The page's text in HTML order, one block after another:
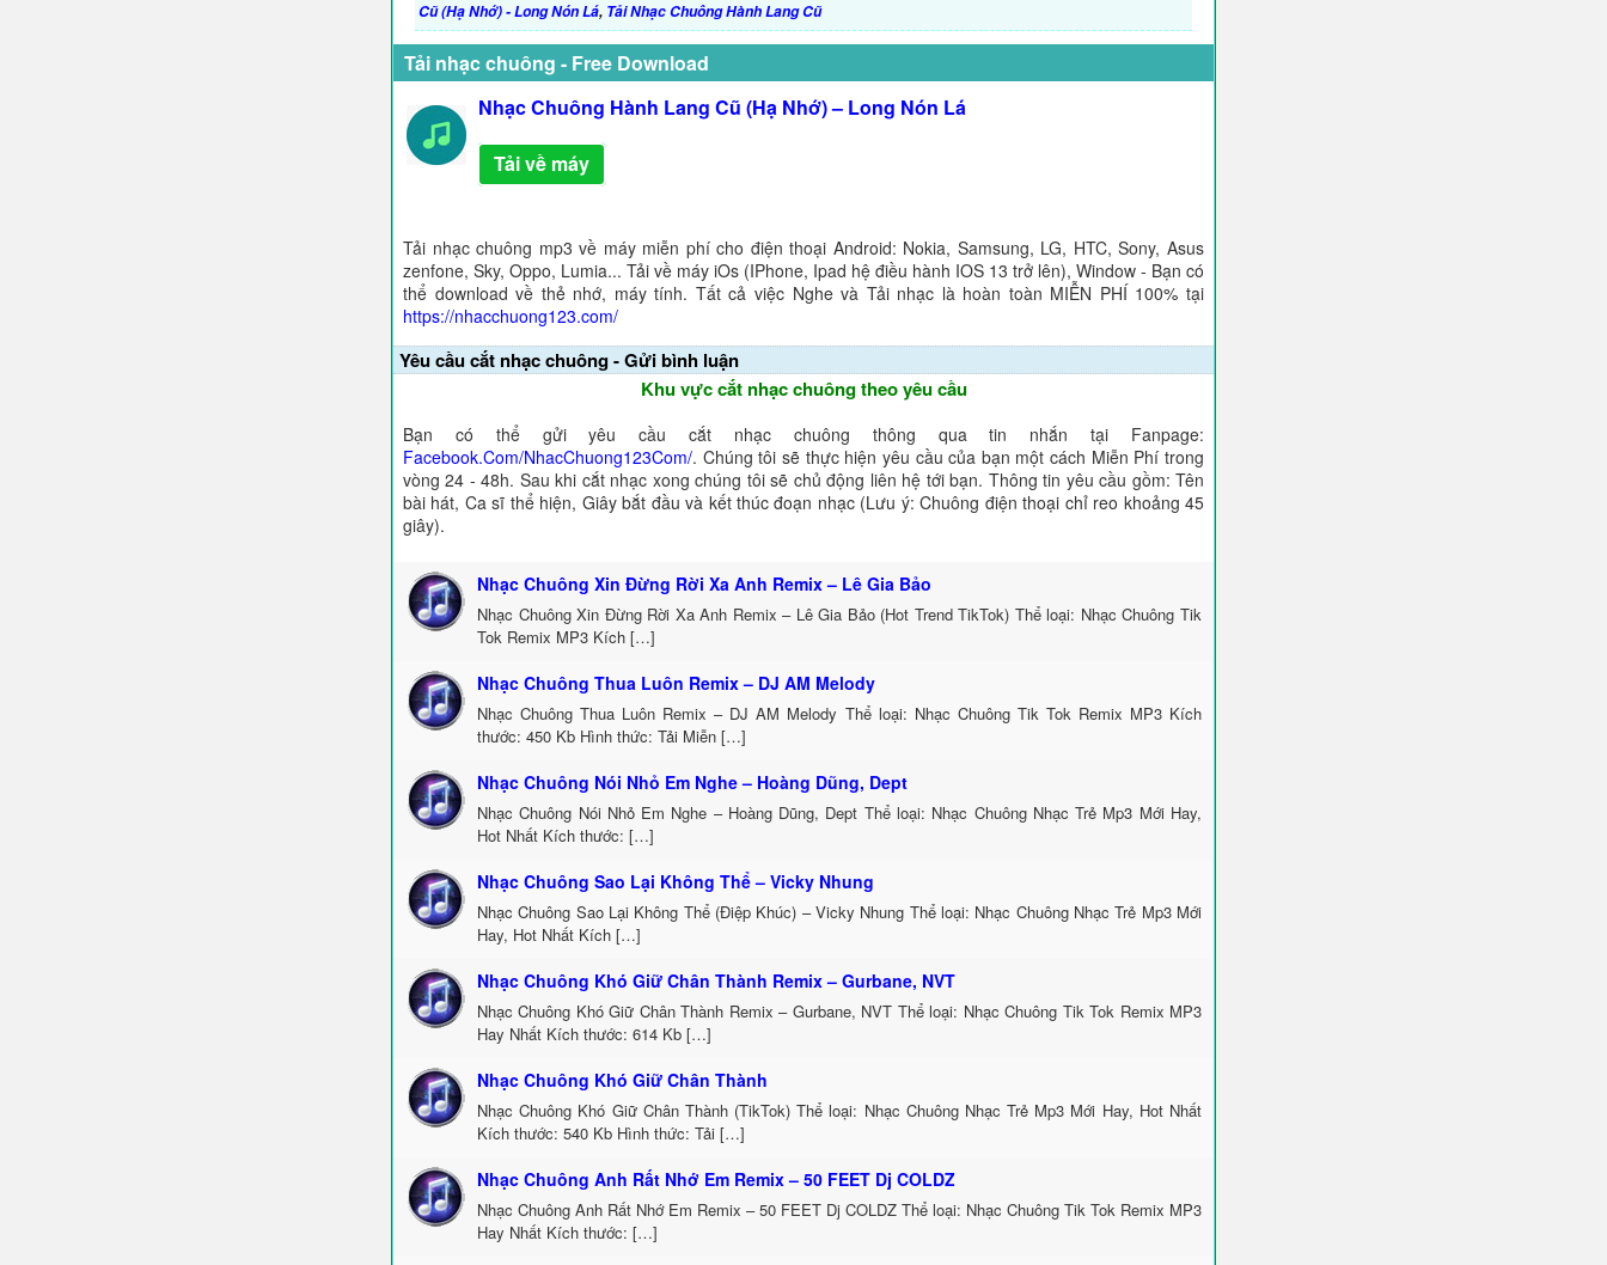
Cũ (Hạ Nhớ) - Long Nón Lá, Tải Nhạc Chuông Hành Lang Cũ
Tải nhạc chuông - Free Download
Nhạc Chuông Hành Lang Cũ (Hạ Nhớ) – Long Nón Lá
Tải về máy
Tải nhạc chuông mp3 về máy miễn phí cho điện thoại Android: Nokia, Samsung, LG, HTC, Sony, Asus
zenfone, Sky, Oppo, Lumia... Tải về máy iOs (IPhone, Ipad hệ điều hành IOS 13 trở lên), Window - Bạn có
thể download về thẻ nhớ, máy tính. Tất cả việc Nghe và Tải nhạc là hoàn toàn MIỄN PHÍ 100% tại
https://nhacchuong123.com/
Yêu cầu cắt nhạc chuông - Gửi bình luận
Khu vực cắt nhạc chuông theo yêu cầu
Bạn có thể gửi yêu cầu cắt nhạc chuông thông qua tin nhắn tại Fanpage:
Facebook.Com/NhacChuong123Com/. Chúng tôi sẽ thực hiện yêu cầu của bạn một cách Miễn Phí trong
vòng 24 - 48h. Sau khi cắt nhạc xong chúng tôi sẽ chủ động liên hệ tới bạn. Thông tin yêu cầu gồm: Tên
bài hát, Ca sĩ thể hiện, Giây bắt đầu và kết thúc đoạn nhạc (Lưu ý: Chuông điện thoại chỉ reo khoảng 45
giây).
Nhạc Chuông Xin Đừng Rời Xa Anh Remix – Lê Gia Bảo
Nhạc Chuông Xin Đừng Rời Xa Anh Remix – Lê Gia Bảo (Hot Trend TikTok) Thể loại: Nhạc Chuông Tik
Tok Remix MP3 Kích […]
Nhạc Chuông Thua Luôn Remix – DJ AM Melody
Nhạc Chuông Thua Luôn Remix – DJ AM Melody Thể loại: Nhạc Chuông Tik Tok Remix MP3 Kích
thước: 450 Kb Hình thức: Tải Miễn […]
Nhạc Chuông Nói Nhỏ Em Nghe – Hoàng Dũng, Dept
Nhạc Chuông Nói Nhỏ Em Nghe – Hoàng Dũng, Dept Thể loại: Nhạc Chuông Nhạc Trẻ Mp3 Mới Hay,
Hot Nhất Kích thước: […]
Nhạc Chuông Sao Lại Không Thể – Vicky Nhung
Nhạc Chuông Sao Lại Không Thể (Điệp Khúc) – Vicky Nhung Thể loại: Nhạc Chuông Nhạc Trẻ Mp3 Mới
Hay, Hot Nhất Kích […]
Nhạc Chuông Khó Giữ Chân Thành Remix – Gurbane, NVT
Nhạc Chuông Khó Giữ Chân Thành Remix – Gurbane, NVT Thể loại: Nhạc Chuông Tik Tok Remix MP3
Hay Nhất Kích thước: 614 Kb […]
Nhạc Chuông Khó Giữ Chân Thành
Nhạc Chuông Khó Giữ Chân Thành (TikTok) Thể loại: Nhạc Chuông Nhạc Trẻ Mp3 Mới Hay, Hot Nhất
Kích thước: 540 Kb Hình thức: Tải […]
Nhạc Chuông Anh Rất Nhớ Em Remix – 50 FEET Dj COLDZ
Nhạc Chuông Anh Rất Nhớ Em Remix – 50 FEET Dj COLDZ Thể loại: Nhạc Chuông Tik Tok Remix MP3
Hay Nhất Kích thước: […]